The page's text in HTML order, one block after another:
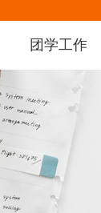
团学工作